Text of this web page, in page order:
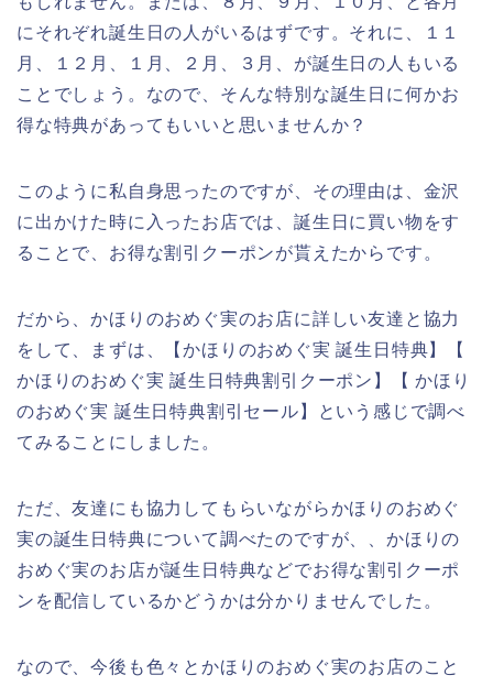
にそれぞれ誕生日の人がいるはずです。それに、１１
月、１２月、１月、２月、３月、が誕生日の人もいる
ことでしょう。なので、そんな特別な誕生日に何かお
得な特典があってもいいと思いませんか？
このように私自身思ったのですが、その理由は、金沢
に出かけた時に入ったお店では、誕生日に買い物をす
ることで、お得な割引クーポンが貰えたからです。
だから、かほりのおめぐ実のお店に詳しい友達と協力
をして、まずは、【かほりのおめぐ実 誕生日特典】【
かほりのおめぐ実 誕生日特典割引クーポン】【 かほり
のおめぐ実 誕生日特典割引セール】という感じで調べ
てみることにしました。
ただ、友達にも協力してもらいながらかほりのおめぐ
実の誕生日特典について調べたのですが、、かほりの
おめぐ実のお店が誕生日特典などでお得な割引クーポ
ンを配信しているかどうかは分かりませんでした。
なので、今後も色々とかほりのおめぐ実のお店のこと